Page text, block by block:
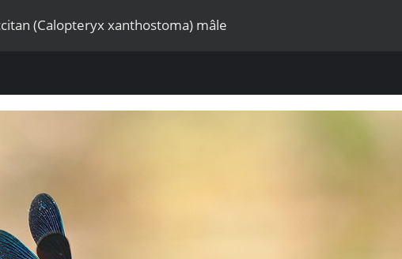
(Calopteryx xanthostoma) mâle